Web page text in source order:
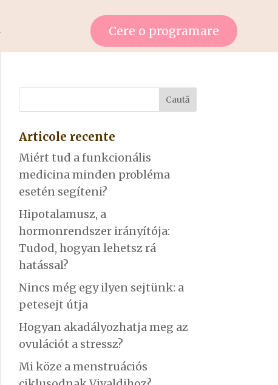
Cere o programare
Articole recente
Miért tud a funkcionális
medicina minden probléma
esetén segíteni?
Hipotalamusz, a
hormonrendszer irányítója:
Tudod, hogyan lehetsz rá
hatással?
Nincs még egy ilyen sejtünk: a
petesejt útja
Hogyan akadályozhatja meg az
ovulációt a stressz?
Mi köze a menstruációs